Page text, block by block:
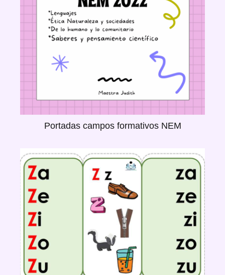
Portadas campos formativos NEM